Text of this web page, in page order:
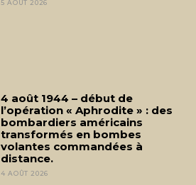
5 AOÛT 2026
4 août 1944 – début de
l’opération « Aphrodite » : des
bombardiers américains
transformés en bombes
volantes commandées à
distance.
4 AOÛT 2026